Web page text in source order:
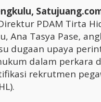
PDAM Tirta
Ana Tasya Pase,
dugaan upaya
dalam perkara
rekrutmen